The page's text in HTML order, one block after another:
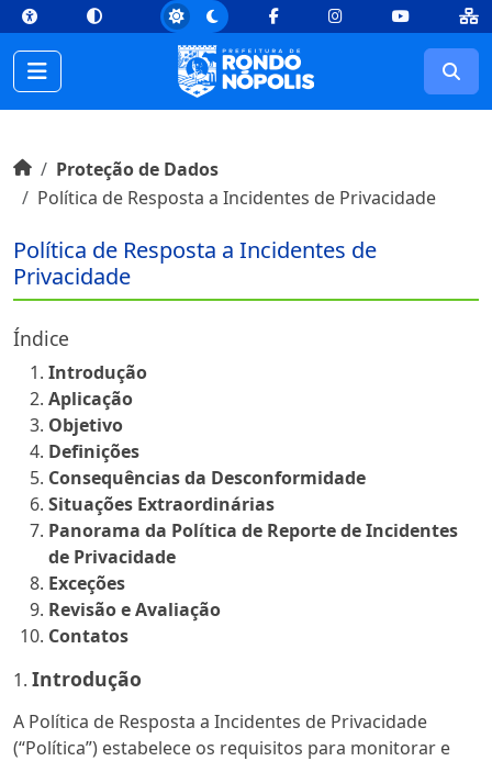
topConteúdo [1] Menu Principal [2] Busca [3] Rodapé [4]
FacebookInstagramYoutube
Início do conteúdo
InícioProteção de Dados
Política de Resposta a Incidentes de Privacidade
Política de Resposta a Incidentes de
Privacidade
Índice
Introdução
Aplicação
Objetivo
Definições
Consequências da Desconformidade
Situações Extraordinárias
Panorama da Política de Reporte de Incidentes
de Privacidade
Exceções
Revisão e Avaliação
Contatos
Introdução
A Política de Resposta a Incidentes de Privacidade
(“Política”) estabelece os requisitos para monitorar e